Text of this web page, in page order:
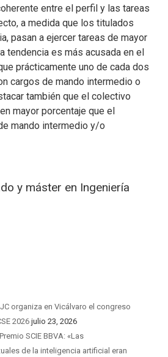
entre el perfil y las tareas
a medida que los titulados
pasan a ejercer tareas de mayor
tendencia es más acusada en el
prácticamente uno de cada dos
cargos de mando intermedio o
también que el colectivo
mayor porcentaje que el
mando intermedio y/o
y máster en Ingeniería
organiza en Vicálvaro el congreso
2026julio 23, 2026
SCIE BBVA: «Las
de la inteligencia artificial eran